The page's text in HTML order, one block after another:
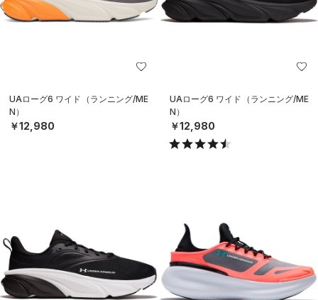
UAローグ6 ワイド（ランニング/ME
N）
￥12,980
UAローグ6 ワイド（ランニング/ME
N）
￥12,980